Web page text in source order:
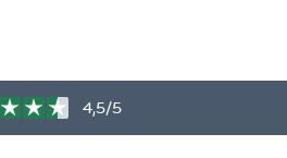
4,5/5